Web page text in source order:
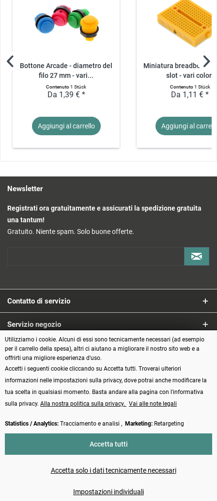
Bottone Arcade - diametro del
filo 27 mm - vari...
Contenuto1 Stück
Da 1,39 € *
Aggiungi al carrello
Miniatura breadboard
slot - vari colori
Contenuto1 Stück
Da 1,11 € *
Aggiungi al
Newsletter
Registrati ora gratuitamente e assicurati la spedizione gratuita
una tantum!
Gratuito. Niente spam. Solo buone offerte.
Contatto di servizio
Servizio negozio
Informazioni
Metodi di pagamento
Vertrag widerrufen
non diversamente indicato
Utilizziamo i cookie. Alcuni di essi sono tecnicamente necessari (ad esempio
per il carrello della spesa), altri ci aiutano a migliorare il nostro sito web e a
offrirti una migliore esperienza d'uso.
Accetti i seguenti cookie cliccando su Accetta tutti. Troverai ulteriori
informazioni nelle impostazioni sulla privacy, dove potrai anche modificare la
tua scelta in qualsiasi momento. Basta andare alla pagina con l'informativa
sulla privacy. Alla nostra politica sulla privacy. Vai alle note legali
Statistics / Analytics: Tracciamento e analisi , Marketing: Retargeting
Impostazioni individuali
Accetta solo i dati tecnicamente necessari
Accetta tutti